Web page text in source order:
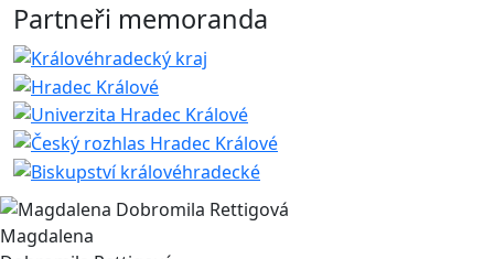
Partneři memoranda
Magdalena